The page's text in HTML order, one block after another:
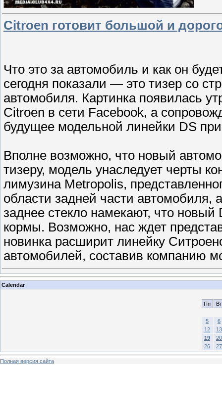
Citroen готовит большой и
Что это за автомобиль и как он
сегодня показали — это тизер со
автомобиля. Картинка появилась
Citroen в сети Facebook, а
будущее модельной линейки DS
Вполне возможно, что новый
тизеру, модель унаследует черты
лимузина Metropolis,
области задней части
заднее стекло намекают, что
кормы. Возможно, нас ждет
новинка расширит линейку
автомобилей, составив компанию
Calendar
Пн Вт
5
6
12
13
19
20
26
27
Полная версия сайта